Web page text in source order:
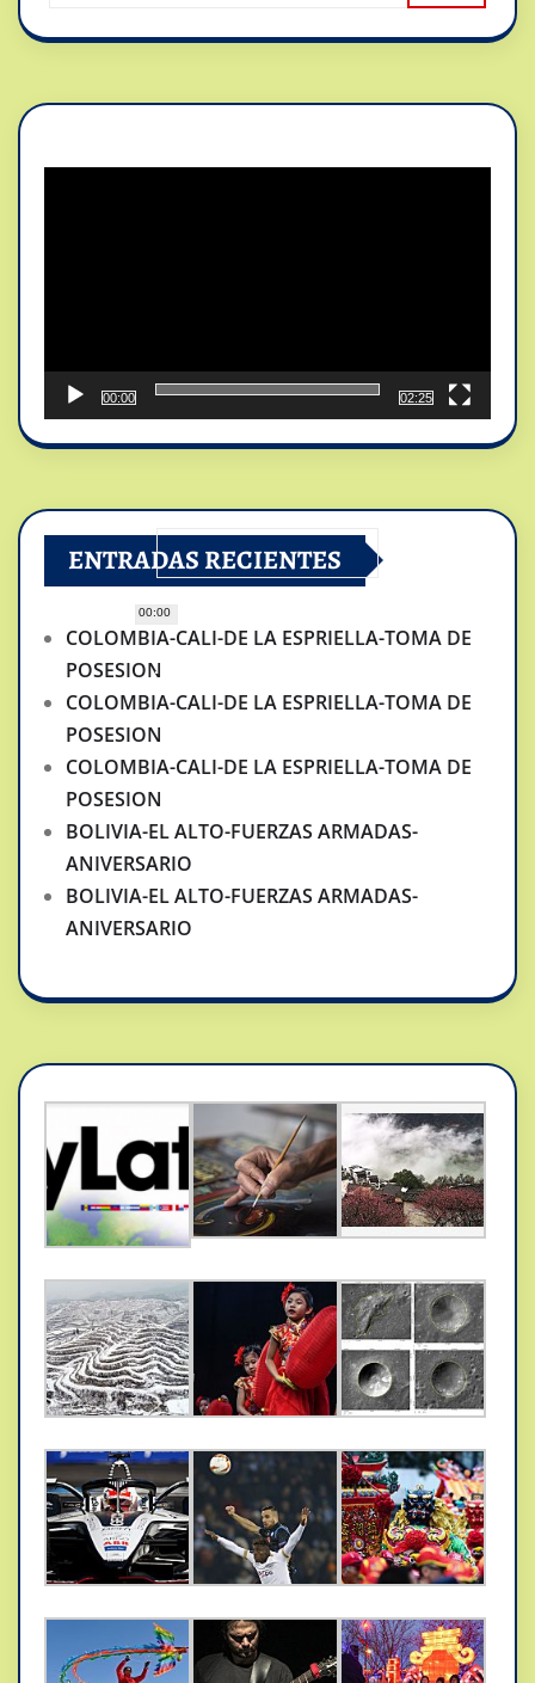
00:00
00:00
02:25
ENTRADAS RECIENTES
COLOMBIA-CALI-DE LA ESPRIELLA-TOMA DE
POSESION
COLOMBIA-CALI-DE LA ESPRIELLA-TOMA DE
POSESION
COLOMBIA-CALI-DE LA ESPRIELLA-TOMA DE
POSESION
BOLIVIA-EL ALTO-FUERZAS ARMADAS-
ANIVERSARIO
BOLIVIA-EL ALTO-FUERZAS ARMADAS-
ANIVERSARIO